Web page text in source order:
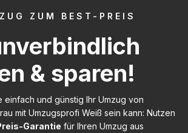
ZUM BEST-PREIS
& sparen!
einfach und günstig Ihr Umzug von
mit Umzugsprofi Weiß sein kann: Nutzen
Garantie für Ihren Umzug aus